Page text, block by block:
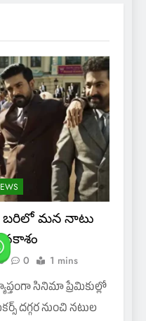
బరిలో మన నాటు
0 1 mins
సినిమా ప్రేమికుల్లో
దగ్గర నుంచి నటుల